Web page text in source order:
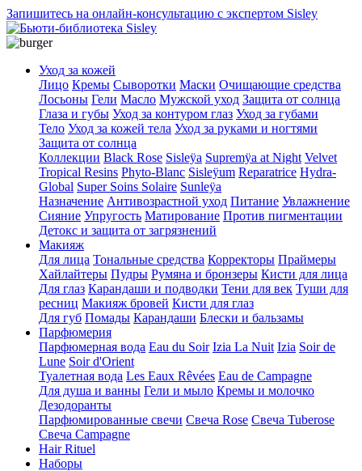
Запишитесь на онлайн-консультацию с экспертом Sisley
Уход за кожей
Лицо Кремы Сыворотки Маски Очищающие средства
Лосьоны Гели Масло Мужской уход Защита от солнца
Глаза и губы Уход за контуром глаз Уход за губами
Тело Уход за кожей тела Уход за руками и ногтями
Защита от солнца
Коллекции Black Rose Sisleÿa Supremÿa at Night Velvet
Tropical Resins Phyto-Blanc Sisleÿum Reparatrice Hydra-
Global Super Soins Solaire Sunleÿa
Назначение Антивозрастной уход Питание Увлажнение
Сияние Упругость Матирование Против пигментации
Детокс и защита от загрязнений
Макияж
Для лица Тональные средства Корректоры Праймеры
Хайлайтеры Пудры Румяна и бронзеры Кисти для лица
Для глаз Карандаши и подводки Тени для век Туши для
ресниц Макияж бровей Кисти для глаз
Для губ Помады Карандаши Блески и бальзамы
Парфюмерия
Парфюмерная вода Eau du Soir Izia La Nuit Izia Soir de
Lune Soir d'Orient
Туалетная вода Les Eaux Rêvées Eau de Campagne
Для душа и ванны Гели и мыло Кремы и молочко
Дезодоранты
Парфюмированные свечи Свеча Rose Свеча Tuberose
Свеча Campagne
Hair Rituel
Наборы